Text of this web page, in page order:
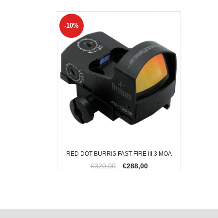
RED DOT BURRIS FAST FIRE III 3 MOA
-10%
€320,00 €288,00